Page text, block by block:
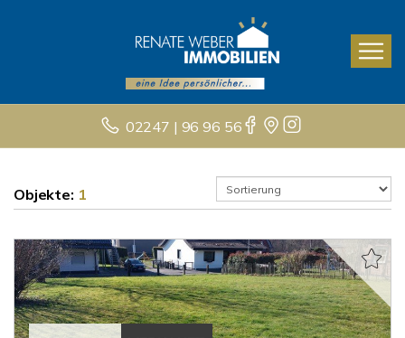
02247 | 96 96 56
Objekte: 1